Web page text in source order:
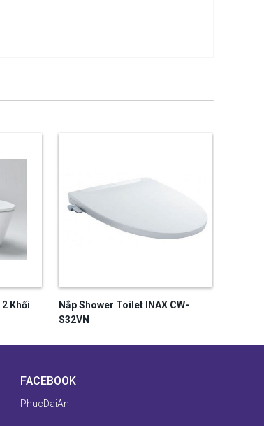
2 Khối
Nắp Shower Toilet INAX CW-
S32VN
FACEBOOK
PhucDaiAn